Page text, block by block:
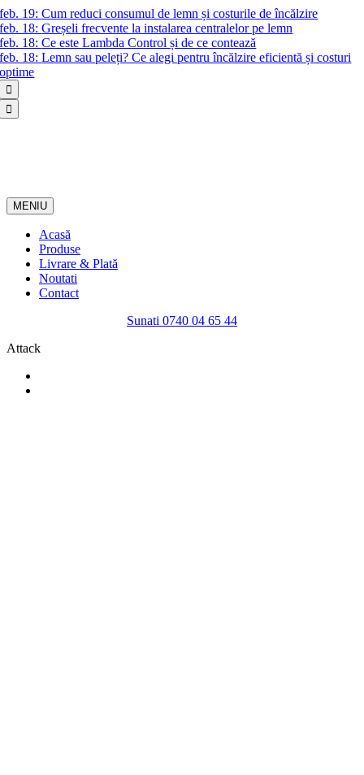
Skip
to
content
feb. 19:Cum reduci consumul de lemn și costurile de încălzire
feb. 18:Greșeli frecvente la instalarea centralelor pe lemn
feb. 18:Ce este Lambda Control și de ce contează
feb. 18:Lemn sau peleți? Ce alegi pentru încălzire eficientă și costuri
optime


MENIU
Acasă
Produse
Livrare & Plată
Noutati
Contact
Sunati 0740 04 65 44
Attack